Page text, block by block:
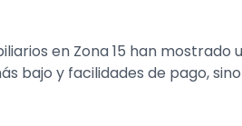
en Zona 15 han
bajo y facilidades de pago,